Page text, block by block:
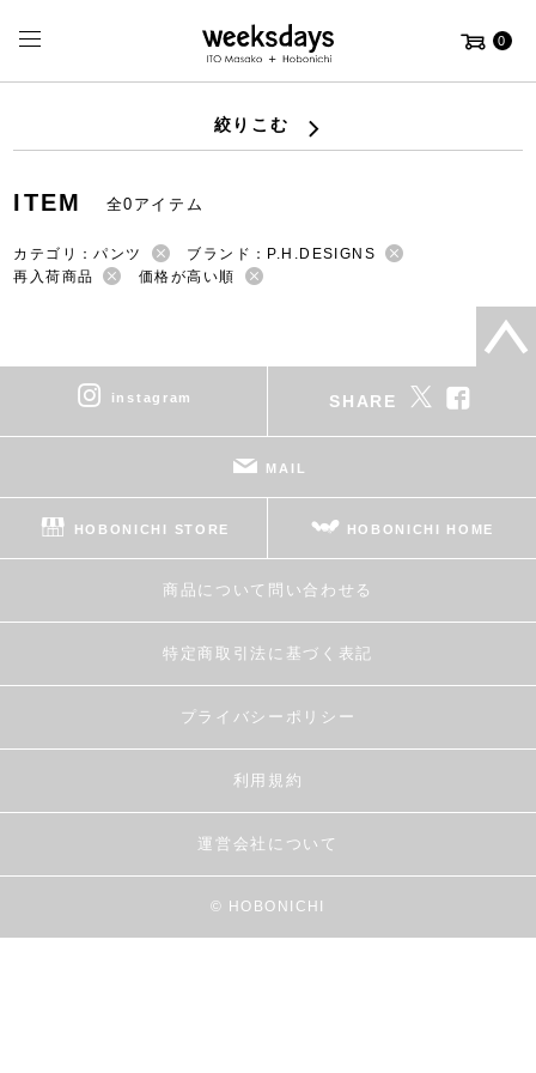
0
絞りこむ
ITEM 全0アイテム
カテゴリ：パンツ
ブランド：P.H.DESIGNS
再入荷商品
価格が高い順
instagram SHARE
MAIL
HOBONICHI STORE HOBONICHI HOME
商品について問い合わせる
特定商取引法に基づく表記
プライバシーポリシー
利用規約
運営会社について
© HOBONICHI